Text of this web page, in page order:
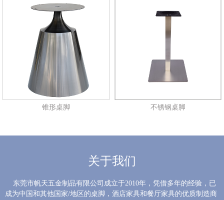
锥形桌脚 不锈钢桌脚
关于我们
东莞市帆天五金制品有限公司成立于2010年，凭借多年的经验，已
成为中国和其他国家/地区的桌脚，酒店家具和餐厅家具的优质制造商